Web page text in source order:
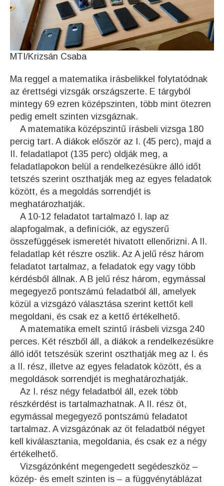
MTI/Krizsán Csaba
Ma reggel a matematika írásbelikkel folytatódnak
az érettségi vizsgák országszerte. E tárgyból
mintegy 69 ezren középszinten, több mint ötezren
pedig emelt szinten vizsgáznak.
A matematika középszintű írásbeli vizsga 180
percig tart. A diákok először az I. (45 perc), majd a
II. feladatlapot (135 perc) oldják meg, a
feladatlapokon belül a rendelkezésükre álló időt
tetszés szerint oszthatják meg az egyes feladatok
között, és a megoldás sorrendjét is
meghatározhatják.
A 10-12 feladatot tartalmazó I. lap az
alapfogalmak, a definíciók, az egyszerű
összefüggések ismeretét hivatott ellenőrizni. A II.
feladatlap két részre oszlik. Az A jelű rész három
feladatot tartalmaz, a feladatok egy vagy több
kérdésből állnak. A B jelű rész három, egymással
megegyező pontszámú feladatból áll, amelyek
közül a vizsgázó választása szerint kettőt kell
megoldani, és csak ez a kettő értékelhető.
A matematika emelt szintű írásbeli vizsga 240
perces. Két részből áll, a diákok a rendelkezésükre
álló időt tetszésük szerint oszthatják meg az I. és
a II. rész, illetve az egyes feladatok között, és a
megoldások sorrendjét is meghatározhatják.
Az I. rész négy feladatból áll, ezek több
részkérdést is tartalmazhatnak. A II. rész öt,
egymással megegyező pontszámú feladatot
tartalmaz. A vizsgázónak az öt feladatból négyet
kell kiválasztania, megoldania, és csak ez a négy
értékelhető.
Vizsgázónként megengedett segédeszköz –
közép- és emelt szinten is – a függvénytáblázat